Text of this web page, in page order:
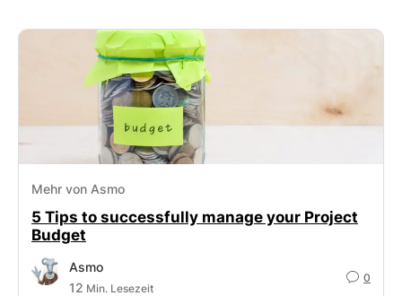
Mehr von Asmo
5 Tips to successfully manage your Project
Budget
Asmo
12 Min. Lesezeit
0